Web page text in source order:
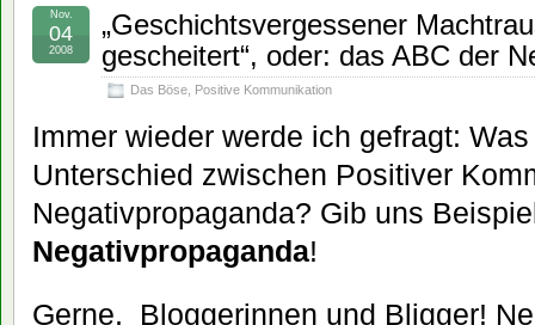
„Geschichtsvergessener
gescheitert“, oder: das ABC der
Das Böse Positive Kommunikation
Nov.
04
2008
Immer wieder werde ich gefragt:
Unterschied zwischen Positiver
Negativpropaganda? Gib uns
Negativpropaganda!
Gerne, Bloggerinnen und Bligger!